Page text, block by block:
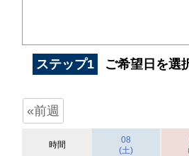
ステップ1 ご希望日を選
«前週
時間
08
(土)